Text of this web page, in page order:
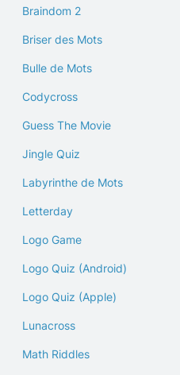
Braindom 2
Briser des Mots
Bulle de Mots
Codycross
Guess The Movie
Jingle Quiz
Labyrinthe de Mots
Letterday
Logo Game
Logo Quiz (Android)
Logo Quiz (Apple)
Lunacross
Math Riddles